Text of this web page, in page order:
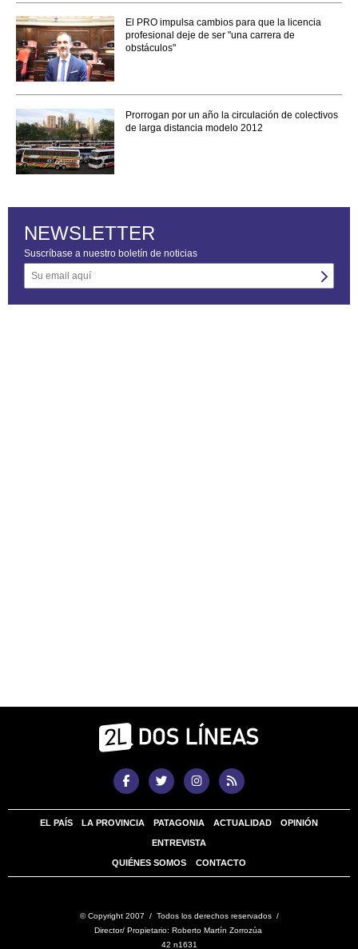
El PRO impulsa cambios para que la licencia
profesional deje de ser "una carrera de
obstáculos"
Prorrogan por un año la circulación de colectivos
de larga distancia modelo 2012
NEWSLETTER
Suscríbase a nuestro boletín de noticias
EL PAÍS LA PROVINCIA PATAGONIA ACTUALIDAD OPINIÓN
ENTREVISTA
QUIÉNES SOMOS CONTACTO
© Copyright 2007 / Todos los derechos reservados /
Director/ Propietario: Roberto Martín Zorrozúa
42 n1631